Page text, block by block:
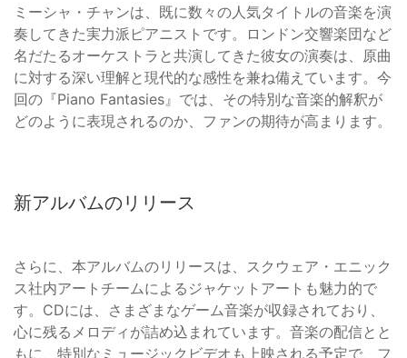
ミーシャ・チャンは、既に数々の人気タイトルの音楽を演
奏してきた実力派ピアニストです。ロンドン交響楽団など
名だたるオーケストラと共演してきた彼女の演奏は、原曲
に対する深い理解と現代的な感性を兼ね備えています。今
回の『Piano Fantasies』では、その特別な音楽的解釈が
どのように表現されるのか、ファンの期待が高まります。
新アルバムのリリース
さらに、本アルバムのリリースは、スクウェア・エニック
ス社内アートチームによるジャケットアートも魅力的で
す。CDには、さまざまなゲーム音楽が収録されており、
心に残るメロディが詰め込まれています。音楽の配信とと
もに、特別なミュージックビデオも上映される予定で、フ